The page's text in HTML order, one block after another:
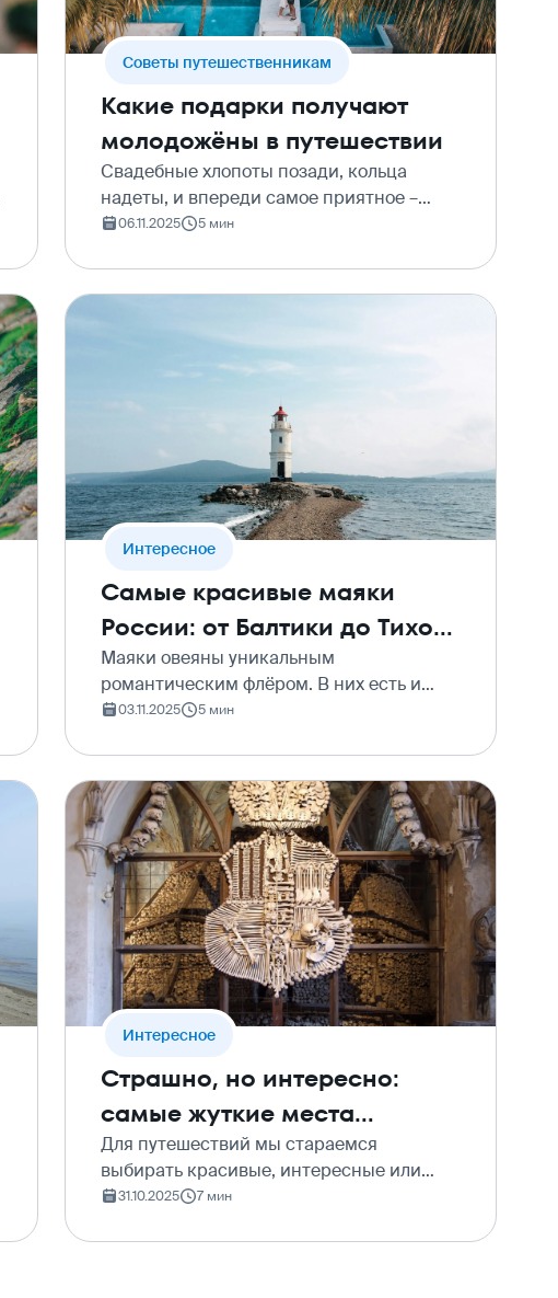
Cоветы путешественникам
Какие подарки получают
молодожёны в путешествии
Свадебные хлопоты позади, кольца
надеты, и впереди самое приятное –
медовый месяц. Это не просто первое
хочется, чтобы каждая деталь была
06.11.2025 5 мин
Интересное
Самые красивые маяки
России: от Балтики до Тихого
океана
Маяки овеяны уникальным
романтическим флёром. В них есть и
близость к морю, и постоянное
надежда. Ведь свет – их
предназначение, цель и вся жизнь. Даже
без обширных э…
03.11.2025 5 мин
Интересное
Страшно, но интересно:
самые жуткие места
планеты
Для путешествий мы стараемся
выбирать красивые, интересные или
памятные города и курорты. Но у них
места жуткие, пугающие и страшные. И
31.10.2025 7 мин